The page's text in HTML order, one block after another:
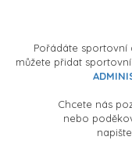
Pořádáte sportovní
můžete přidat
Chcete nás
nebo